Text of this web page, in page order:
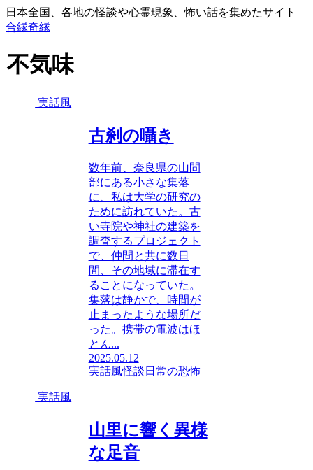
日本全国、各地の怪談や心霊現象、怖い話を集めたサイト
合縁奇縁
不気味
実話風
古刹の囁き
数年前、奈良県の山間
部にある小さな集落
に、私は大学の研究の
ために訪れていた。古
い寺院や神社の建築を
調査するプロジェクト
で、仲間と共に数日
間、その地域に滞在す
ることになっていた。
集落は静かで、時間が
止まったような場所だ
った。携帯の電波はほ
とん...
2025.05.12
実話風怪談 日常の恐怖
実話風
山里に響く異様
な足音